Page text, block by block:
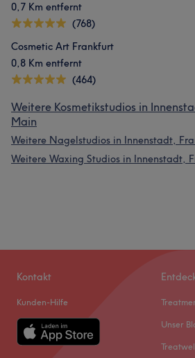
0,7 Km entfernt
(768)
Cosmetic Art Frankfurt
0,8 Km entfernt
(464)
Weitere Kosmetikstudios in
Main
Weitere Nagelstudios in Innenstadt,
Weitere Waxing Studios in Innenstadt,
Kontakt
Kunden-Hilfe
Unser